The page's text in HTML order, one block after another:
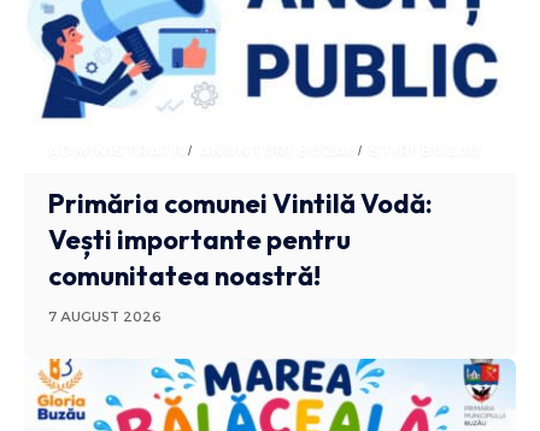
ADMINISTRATIV ANUNTURI BUZAU
Primăria comunei Vintilă Vodă:
Vești importante pentru
comunitatea noastră!
7 AUGUST 2026